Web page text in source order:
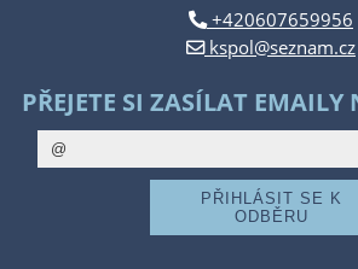
+420607659956
kspol@seznam.cz
PŘEJETE SI ZASÍLAT EMAILY